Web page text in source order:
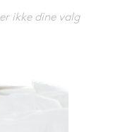
ikke dine valg